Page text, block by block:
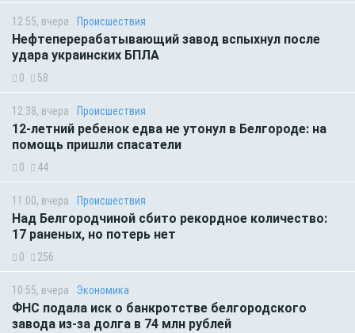
12:55, вчера Происшествия
Нефтеперерабатывающий завод вспыхнул после
удара украинских БПЛА
0 58
12:38, вчера Происшествия
12-летний ребенок едва не утонул в Белгороде: на
помощь пришли спасатели
0 44
11:00, вчера Происшествия
Над Белгородчиной сбито рекордное количество:
17 раненых, но потерь нет
0 256
10:55, вчера Экономика
ФНС подала иск о банкротстве белгородского
завода из-за долга в 74 млн рублей